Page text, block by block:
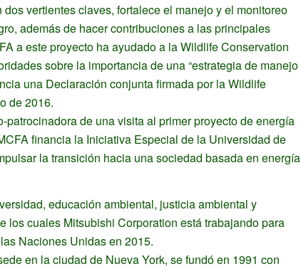
vertientes claves, fortalece el manejo y el monitoreo
además de hacer contribuciones a las principales
a este proyecto ha ayudado a la Wildlife Conservation
sobre la importancia de una “estrategia de manejo
una Declaración conjunta firmada por la Wildlife
de 2016.
de una visita al primer proyecto de energía
financia la Iniciativa Especial de la Universidad de
la transición hacia una sociedad basada en energía
educación ambiental, justicia ambiental y
los cuales Mitsubishi Corporation está trabajando para
Naciones Unidas en 2015.
en la ciudad de Nueva York, se fundó en 1991 con